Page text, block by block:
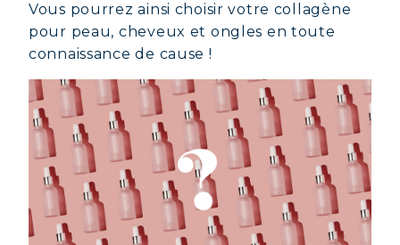
Vous pourrez ainsi choisir votre collagène
pour peau, cheveux et ongles en toute
connaissance de cause !